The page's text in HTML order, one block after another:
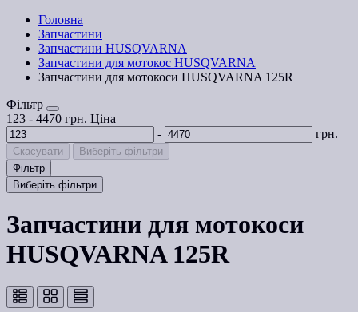
Головна
Запчастини
Запчастини HUSQVARNA
Запчастини для мотокос HUSQVARNA
Запчастини для мотокоси HUSQVARNA 125R
Фільтр
123 - 4470 грн. Ціна
-
грн.
Скасувати
Виберіть фільтри
Фільтр
Виберіть фільтри
Запчастини для мотокоси
HUSQVARNA 125R